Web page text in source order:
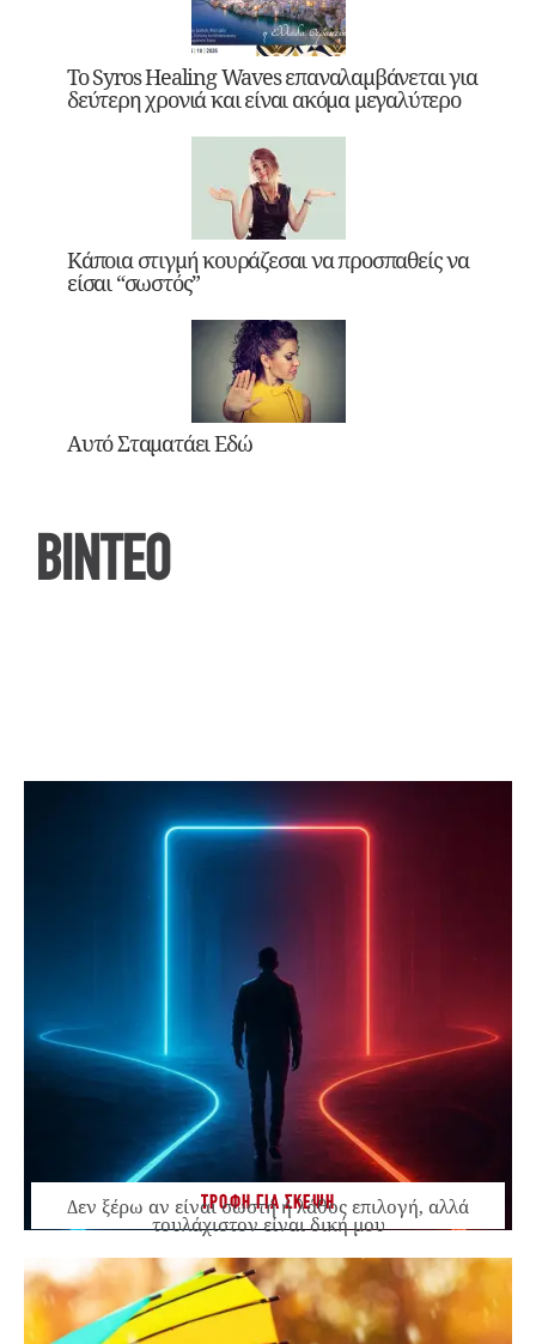
Το Syros Healing Waves επαναλαμβάνεται για
δεύτερη χρονιά και είναι ακόμα μεγαλύτερο
Κάποια στιγμή κουράζεσαι να προσπαθείς να
είσαι “σωστός”
Αυτό Σταματάει Εδώ
ΒΙΝΤΕΟ
ΤΡΟΦΗ ΓΙΑ ΣΚΕΨΗ
Δεν ξέρω αν είναι σωστή ή λάθος επιλογή, αλλά
τουλάχιστον είναι δική μου